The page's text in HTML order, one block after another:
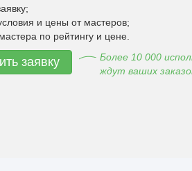
и цены от мастеров;
по рейтингу и цене.
заявку
Более 10 000
ждут ваших